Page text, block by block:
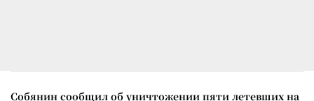
Собянин сообщил об уничтожении пяти летевших на